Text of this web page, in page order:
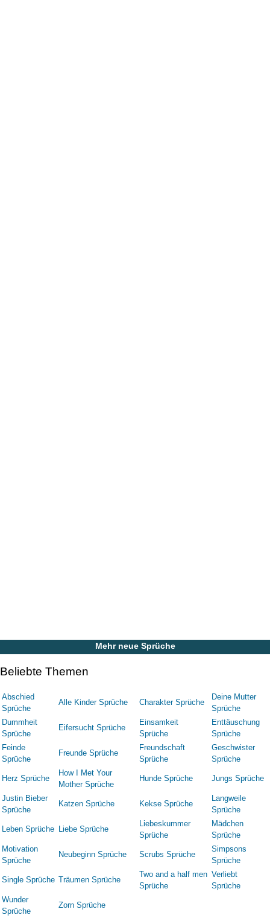
Mehr neue Sprüche
Beliebte Themen
Abschied
Sprüche
Alle Kinder Sprüche Charakter Sprüche
Deine Mutter
Sprüche
Dummheit
Sprüche
Eifersucht Sprüche
Einsamkeit
Sprüche
Enttäuschung
Sprüche
Feinde
Sprüche
Freunde Sprüche
Freundschaft
Sprüche
Geschwister
Sprüche
Herz Sprüche
How I Met Your
Mother Sprüche
Hunde Sprüche Jungs Sprüche
Justin Bieber
Sprüche
Katzen Sprüche Kekse Sprüche
Langweile
Sprüche
Leben Sprüche Liebe Sprüche
Liebeskummer
Sprüche
Mädchen
Sprüche
Motivation
Sprüche
Neubeginn Sprüche Scrubs Sprüche
Simpsons
Sprüche
Single Sprüche Träumen Sprüche
Two and a half men
Sprüche
Verliebt
Sprüche
Wunder
Sprüche
Zorn Sprüche